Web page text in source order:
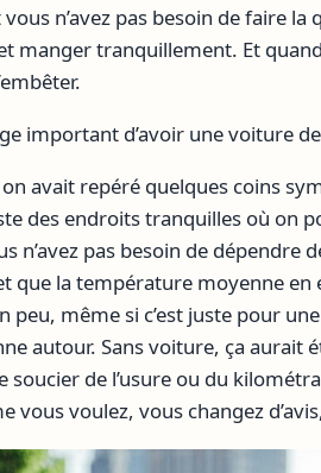
n’avez pas besoin de faire
manger tranquillement. Et
important d’avoir une voiture
avait repéré quelques coins
des endroits tranquilles où on
n’avez pas besoin de
que la température moyenne en
peu, même si c’est juste pour
autour. Sans voiture, ça aurait
soucier de l’usure ou du
vous voulez, vous changez